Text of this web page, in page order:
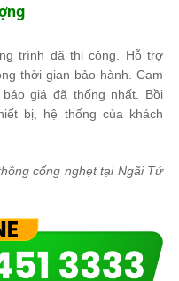
trình đã thi công. Hỗ trợ
thời gian bảo hành. Cam
giá đã thống nhất. Bồi
bị, hệ thống của khách
cống nghẹt tại Ngãi Tứ